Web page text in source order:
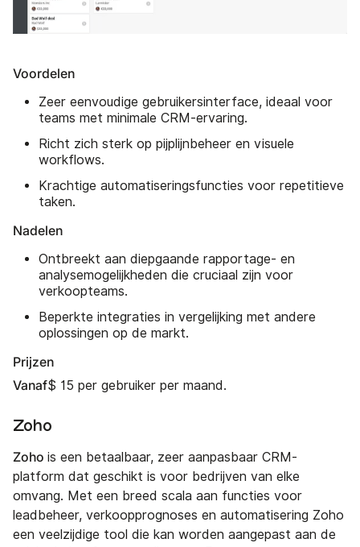
Voordelen
Zeer eenvoudige gebruikersinterface, ideaal voor
teams met minimale CRM-ervaring.
Richt zich sterk op pijplijnbeheer en visuele
workflows.
Krachtige automatiseringsfuncties voor repetitieve
taken.
Nadelen
Ontbreekt aan diepgaande rapportage- en
analysemogelijkheden die cruciaal zijn voor
verkoopteams.
Beperkte integraties in vergelijking met andere
oplossingen op de markt.
Prijzen
Vanaf$ 15 per gebruiker per maand.
Zoho
Zoho is een betaalbaar, zeer aanpasbaar CRM-
platform dat geschikt is voor bedrijven van elke
omvang. Met een breed scala aan functies voor
leadbeheer, verkoopprognoses en automatisering Zoho
een veelzijdige tool die kan worden aangepast aan de